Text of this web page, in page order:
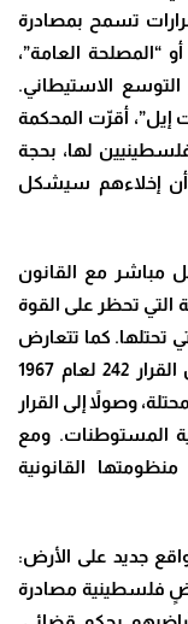
تسمح بمصادرة
“المصلحة العامة”،
الاستيطاني.
أقرّت المحكمة
لها، بحجة
إخلاءهم سيشكل
مباشر مع القانون
التي تحظر على القوة
تحتلها. كما تتعارض
مع قرارات مجلس الأمن المتكررة، بدءاً من القرار 242 لعام 1967
وصولاً إلى القرار
شرعية المستوطنات. ومع
القانونية
جديد على الأرض:
فلسطينية مصادرة